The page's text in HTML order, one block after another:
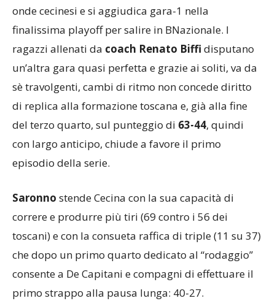
onde cecinesi e si aggiudica gara-1 nella
finalissima playoff per salire in BNazionale. I
ragazzi allenati da coach Renato Biffi disputano
un’altra gara quasi perfetta e grazie ai soliti, va da
sè travolgenti, cambi di ritmo non concede diritto
di replica alla formazione toscana e, già alla fine
del terzo quarto, sul punteggio di 63-44, quindi
con largo anticipo, chiude a favore il primo
episodio della serie.
Saronno stende Cecina con la sua capacità di
correre e produrre più tiri (69 contro i 56 dei
toscani) e con la consueta raffica di triple (11 su 37)
che dopo un primo quarto dedicato al “rodaggio”
consente a De Capitani e compagni di effettuare il
primo strappo alla pausa lunga: 40-27.